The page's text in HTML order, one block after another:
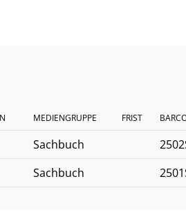
MEDIENGRUPPE FRIST
Sachbuch
Sachbuch